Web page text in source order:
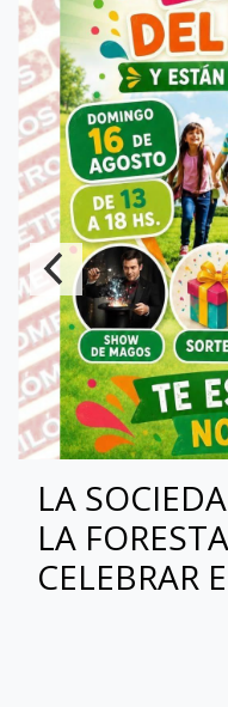
LA
LA
CELEBRAR